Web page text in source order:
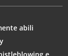
abili